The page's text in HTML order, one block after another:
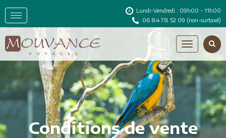
Lundi-Vendredi : 09h00 - 11h00
06 84 78 52 09 (non-surtaxé)
Conditions de vente